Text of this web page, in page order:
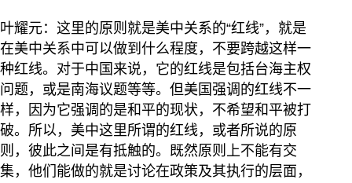
叶耀元：这里的原则就是美中关系的“红线”，就是
在美中关系中可以做到什么程度，不要跨越这样一
种红线。对于中国来说，它的红线是包括台海主权
问题，或是南海议题等等。但美国强调的红线不一
样，因为它强调的是和平的现状，不希望和平被打
破。所以，美中这里所谓的红线，或者所说的原
则，彼此之间是有抵触的。既然原则上不能有交
集，他们能做的就是讨论在政策及其执行的层面，